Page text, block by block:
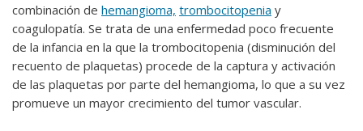
combinación de hemangioma, trombocitopenia y
coagulopatía. Se trata de una enfermedad poco frecuente
de la infancia en la que la trombocitopenia (disminución del
recuento de plaquetas) procede de la captura y activación
de las plaquetas por parte del hemangioma, lo que a su vez
promueve un mayor crecimiento del tumor vascular.